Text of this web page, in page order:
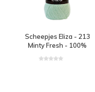
Scheepjes Eliza - 213
Minty Fresh - 100%